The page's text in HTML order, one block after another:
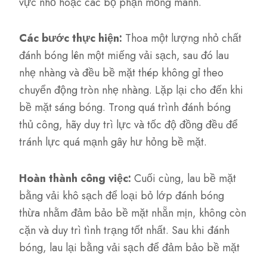
Các bước thực hiện: Thoa một lượng nhỏ chất
đánh bóng lên một miếng vải sạch, sau đó lau
nhẹ nhàng và đều bề mặt thép không gỉ theo
chuyển động tròn nhẹ nhàng. Lặp lại cho đến khi
bề mặt sáng bóng. Trong quá trình đánh bóng
thủ công, hãy duy trì lực và tốc độ đồng đều để
tránh lực quá mạnh gây hư hỏng bề mặt.
Hoàn thành công việc: Cuối cùng, lau bề mặt
bằng vải khô sạch để loại bỏ lớp đánh bóng
thừa nhằm đảm bảo bề mặt nhẵn mịn, không còn
cặn và duy trì tình trạng tốt nhất. Sau khi đánh
bóng, lau lại bằng vải sạch để đảm bảo bề mặt